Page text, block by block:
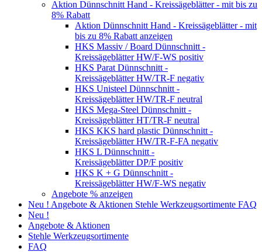
Aktion Dünnschnitt Hand - Kreissägeblätter - mit bis zu
8% Rabatt
Aktion Dünnschnitt Hand - Kreissägeblätter - mit
bis zu 8% Rabatt anzeigen
HKS Massiv / Board Dünnschnitt -
Kreissägeblätter HW/F-WS positiv
HKS Parat Dünnschnitt -
Kreissägeblätter HW/TR-F negativ
HKS Unisteel Dünnschnitt -
Kreissägeblätter HW/TR-F neutral
HKS Mega-Steel Dünnschnitt -
Kreissägeblätter HT/TR-F neutral
HKS KKS hard plastic Dünnschnitt -
Kreissägeblätter HW/TR-F-FA negativ
HKS L Dünnschnitt -
Kreissägeblätter DP/F positiv
HKS K + G Dünnschnitt -
Kreissägeblätter HW/F-WS negativ
Angebote % anzeigen
Neu ! Angebote & Aktionen Stehle Werkzeugsortimente FAQ
Neu !
Angebote & Aktionen
Stehle Werkzeugsortimente
FAQ